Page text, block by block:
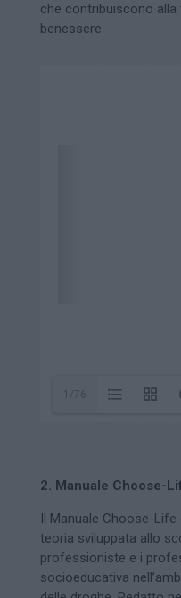
che contribuiscono
benessere.
1/76
2. Manuale Choose-
Il Manuale Choose-
teoria sviluppata allo
professioniste e i
socioeducativa